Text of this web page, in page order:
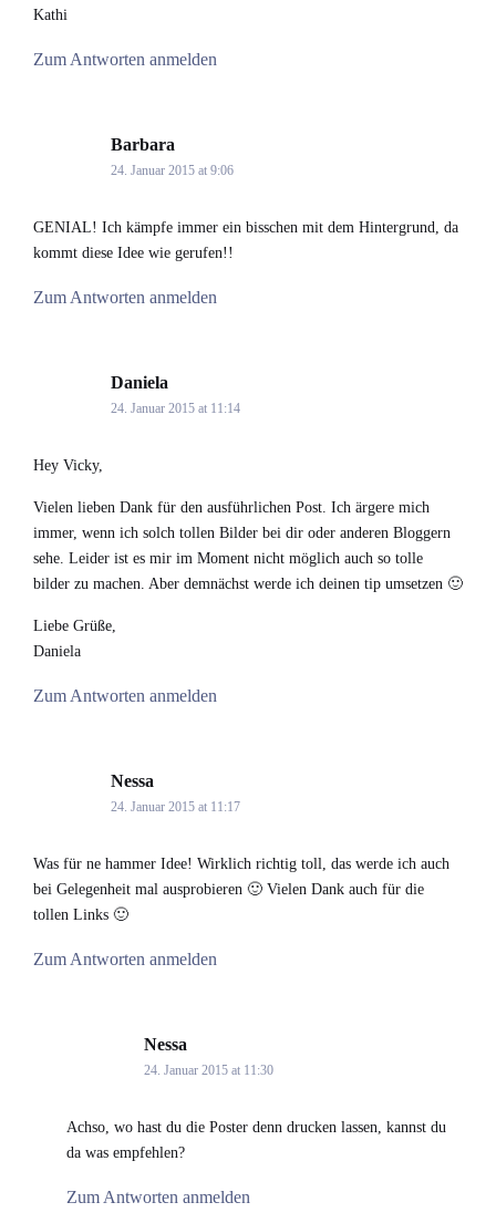
Kathi
Zum Antworten anmelden
Barbara
24. Januar 2015 at 9:06
GENIAL! Ich kämpfe immer ein bisschen mit dem Hintergrund, da
kommt diese Idee wie gerufen!!
Zum Antworten anmelden
Daniela
24. Januar 2015 at 11:14
Hey Vicky,
Vielen lieben Dank für den ausführlichen Post. Ich ärgere mich
immer, wenn ich solch tollen Bilder bei dir oder anderen Bloggern
sehe. Leider ist es mir im Moment nicht möglich auch so tolle
bilder zu machen. Aber demnächst werde ich deinen tip umsetzen 🙂
Liebe Grüße,
Daniela
Zum Antworten anmelden
Nessa
24. Januar 2015 at 11:17
Was für ne hammer Idee! Wirklich richtig toll, das werde ich auch
bei Gelegenheit mal ausprobieren 🙂 Vielen Dank auch für die
tollen Links 🙂
Zum Antworten anmelden
Nessa
24. Januar 2015 at 11:30
Achso, wo hast du die Poster denn drucken lassen, kannst du
da was empfehlen?
Zum Antworten anmelden